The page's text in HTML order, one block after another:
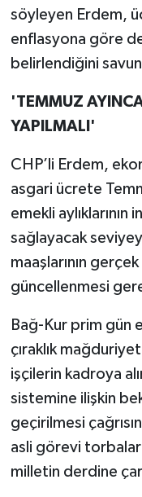
söyleyen Erdem,
enflasyona göre
belirlendiğini
'TEMMUZ
YAPILMALI'
CHP’li Erdem,
asgari ücrete
emekli aylıklarının
sağlayacak
maaşlarının
güncellenmesi
Bağ-Kur prim gün
çıraklık
işçilerin kadroya
sistemine ilişkin
geçirilmesi
asli görevi
milletin derdine